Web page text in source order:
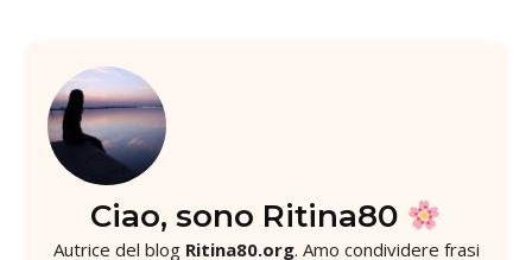
Ciao, sono Ritina80
Autrice del blog Ritina80.org. Amo condividere frasi